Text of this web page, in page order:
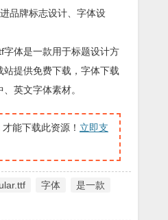
品牌标志设计、字体设
字体是一款用于标题设计方
提供免费下载，字体下载
英文字体素材。
才能下载此资源！ 立即支
字体 是一款